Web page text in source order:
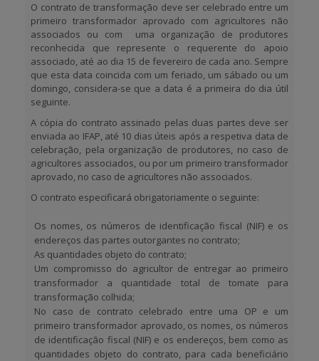
O contrato de transformação deve ser celebrado entre um
primeiro transformador aprovado com agricultores não
associados ou com uma organização de produtores
reconhecida que represente o requerente do apoio
associado, até ao dia 15 de fevereiro de cada ano. Sempre
que esta data coincida com um feriado, um sábado ou um
domingo, considera-se que a data é a primeira do dia útil
seguinte.
A cópia do contrato assinado pelas duas partes deve ser
enviada ao IFAP, até 10 dias úteis após a respetiva data de
celebração, pela organização de produtores, no caso de
agricultores associados, ou por um primeiro transformador
aprovado, no caso de agricultores não associados.
O contrato especificará obrigatoriamente o seguinte:
Os nomes, os números de identificação fiscal (NIF) e os
endereços das partes outorgantes no contrato;
As quantidades objeto do contrato;
Um compromisso do agricultor de entregar ao primeiro
transformador a quantidade total de tomate para
transformação colhida;
No caso de contrato celebrado entre uma OP e um
primeiro transformador aprovado, os nomes, os números
de identificação fiscal (NIF) e os endereços, bem como as
quantidades objeto do contrato, para cada beneficiário